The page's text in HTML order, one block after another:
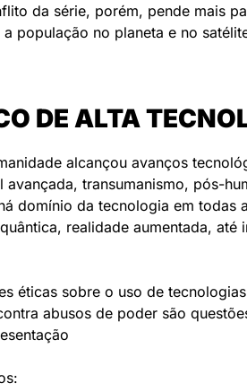
da série, porém, pende mais
população no planeta e no
DE ALTA
alcançou avanços
transumanismo, pós-
domínio da tecnologia em todas
realidade aumentada, até
éticas sobre o uso de
abusos de poder são